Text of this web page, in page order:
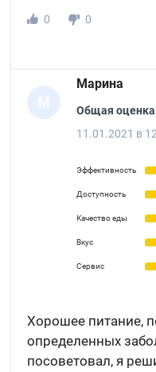
0
0
М
Марина
Общая
11.01.2021 в
Эффективность
Доступность
Качество еды
Вкус
Сервис
Хорошее питание,
определенных
посоветовал, я